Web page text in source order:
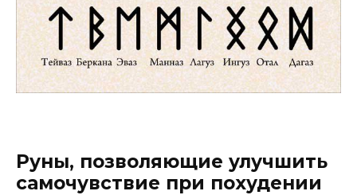
Руны, позволяющие улучшить
самочувствие при похудении